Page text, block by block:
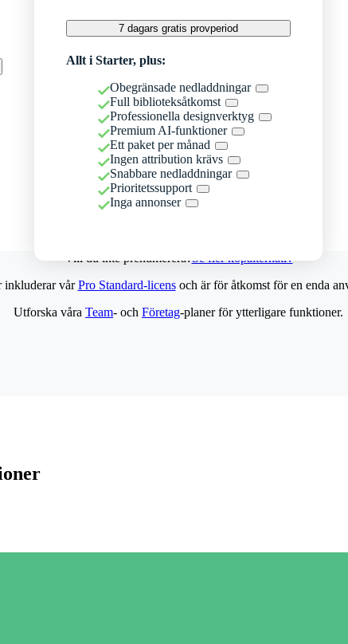
7 dagars gratis provperiod
Allt i Starter, plus:
Obegränsade nedladdningar
Full biblioteksåtkomst
Professionella designverktyg
Premium AI-funktioner
Ett paket per månad
Ingen attribution krävs
Snabbare nedladdningar
Prioritetssupport
Inga annonser
Vill du inte prenumerera?Se fler köpalternativ
inkluderar vårPro Standard-licensoch är för åtkomst för en enda
Utforska våra Team- och Företag-planer för ytterligare funktioner.